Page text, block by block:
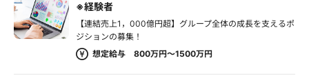
※経験者
【連結売上1，000億円超】グループ全体の成長を支えるポ
ジションの募集！
想定給与 800万円～1500万円